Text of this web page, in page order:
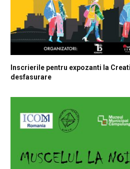
Inscrierile pentru expozanti la
desfasurare